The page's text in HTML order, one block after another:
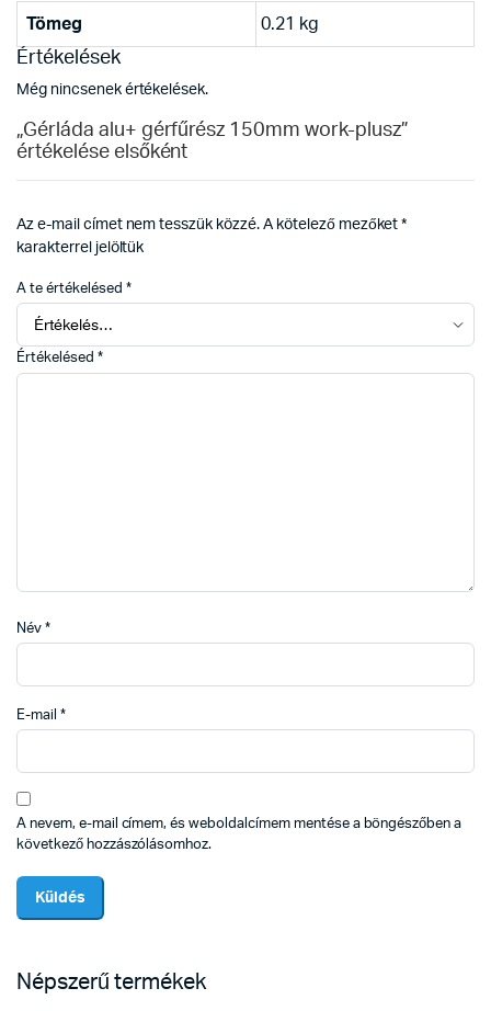
Tömeg 0.21 kg
Értékelések
Még nincsenek értékelések.
„Gérláda alu+ gérfűrész 150mm work-plusz”
értékelése elsőként
Az e-mail címet nem tesszük közzé. A kötelező mezőket*
karakterrel jelöltük
A te értékelésed *
Értékelésed *
Név *
E-mail *
A nevem, e-mail címem, és weboldalcímem mentése a böngészőben a
következő hozzászólásomhoz.
Népszerű termékek